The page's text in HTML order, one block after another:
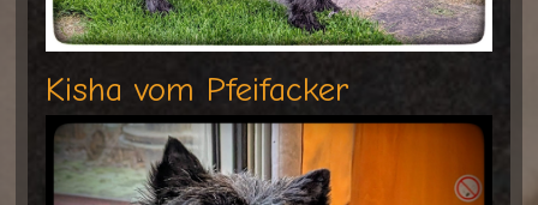
Kisha vom Pfeifacker